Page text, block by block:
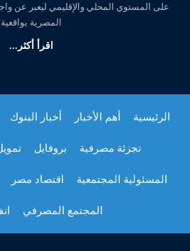
على المستوي المحلي والإقليمي ليعبر عن
المصرية بواقعية
اقرأ أكثر...
الرئيسية أهم الأخبار أخبار البنوك
تجزئة مصرفية بروفايل
المسئولية المجتمعية اقتصاد مصر
المجتمع المصرفي